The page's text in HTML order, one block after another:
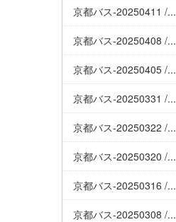
京都バス-20250411 /...
京都バス-20250408 /...
京都バス-20250405 /...
京都バス-20250331 /...
京都バス-20250322 /...
京都バス-20250320 /...
京都バス-20250316 /...
京都バス-20250308 /...